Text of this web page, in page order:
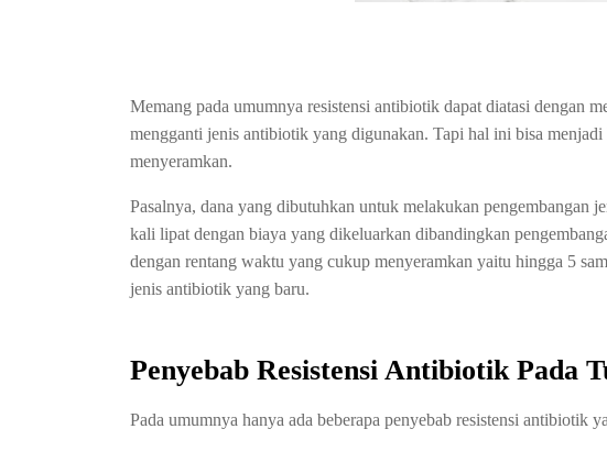
Memang pada umumnya resistensi antibiotik dapat diatasi dengan
mengganti jenis antibiotik yang digunakan. Tapi hal ini bisa
menyeramkan.
Pasalnya, dana yang dibutuhkan untuk melakukan pengembangan
kali lipat dengan biaya yang dikeluarkan dibandingkan
dengan rentang waktu yang cukup menyeramkan yaitu hingga 5
jenis antibiotik yang baru.
Penyebab Resistensi Antibiotik Pada
Pada umumnya hanya ada beberapa penyebab resistensi antibiotik